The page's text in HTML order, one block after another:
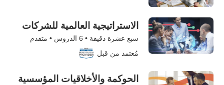
الاستراتيجية العالمية للشركات
سبع عشرة دقيقة • 6 الدروس • متقدم
مُعتمد من قبل
الحوكمة والأخلاقيات المؤسسية